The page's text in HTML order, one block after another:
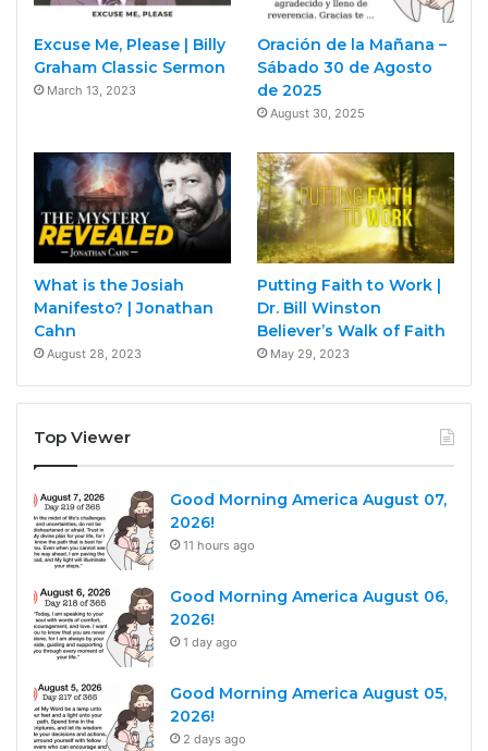
Excuse Me, Please | Billy
Graham Classic Sermon
March 13, 2023
Oración de la Mañana –
Sábado 30 de Agosto
de 2025
August 30, 2025
What is the Josiah
Manifesto? | Jonathan
Cahn
August 28, 2023
Putting Faith to Work |
Dr. Bill Winston
Believer’s Walk of Faith
May 29, 2023
Top Viewer
Good Morning America August 07,
2026!
11 hours ago
Good Morning America August 06,
2026!
1 day ago
Good Morning America August 05,
2026!
2 days ago